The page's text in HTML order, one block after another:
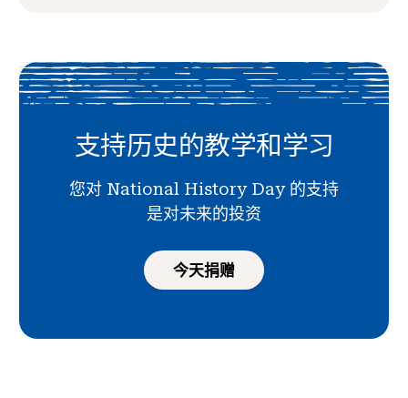
支持历史的教学和学习
您对 National History Day 的支持
是对未来的投资
今天捐赠